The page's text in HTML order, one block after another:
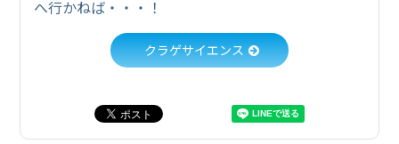
へ行かねば・・・！
クラゲサイエンス